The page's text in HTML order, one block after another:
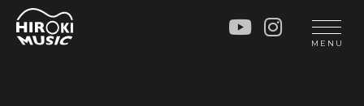
MENU
HOME
LIVE